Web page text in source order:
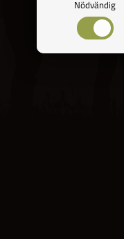
Nödvändig